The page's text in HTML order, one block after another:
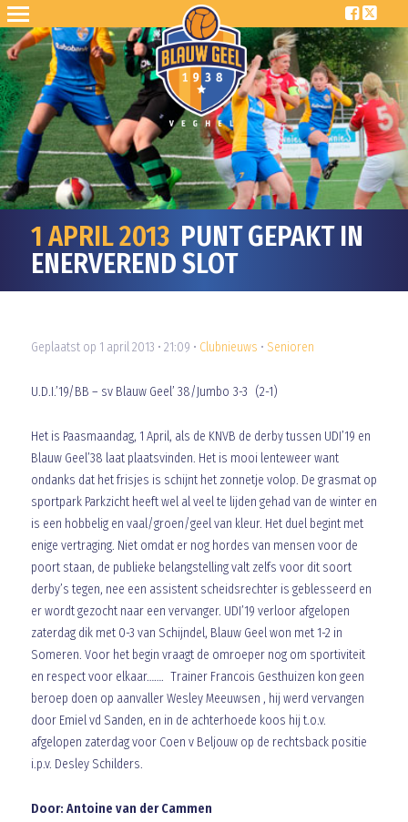
1 APRIL 2013PUNT GEPAKT IN
ENERVEREND SLOT
Geplaatst op 1 april 2013 • 21:09 • Clubnieuws • Senioren
U.D.I.’19/BB – sv Blauw Geel’ 38/Jumbo 3-3 (2-1)
Het is Paasmaandag, 1 April, als de KNVB de derby tussen UDI’19 en
Blauw Geel’38 laat plaatsvinden. Het is mooi lenteweer want
ondanks dat het frisjes is schijnt het zonnetje volop. De grasmat op
sportpark Parkzicht heeft wel al veel te lijden gehad van de winter en
is een hobbelig en vaal/groen/geel van kleur. Het duel begint met
enige vertraging. Niet omdat er nog hordes van mensen voor de
poort staan, de publieke belangstelling valt zelfs voor dit soort
derby’s tegen, nee een assistent scheidsrechter is geblesseerd en
er wordt gezocht naar een vervanger. UDI’19 verloor afgelopen
zaterdag dik met 0-3 van Schijndel, Blauw Geel won met 1-2 in
Someren. Voor het begin vraagt de omroeper nog om sportiviteit
en respect voor elkaar……. Trainer Francois Gesthuizen kon geen
beroep doen op aanvaller Wesley Meeuwsen , hij werd vervangen
door Emiel vd Sanden, en in de achterhoede koos hij t.o.v.
afgelopen zaterdag voor Coen v Beljouw op de rechtsback positie
i.p.v. Desley Schilders.
Door: Antoine van der Cammen